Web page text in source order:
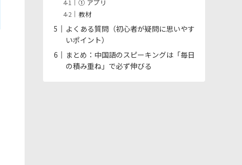
① アプリ
教材
よくある質問（初心者が疑問に思いやす
いポイント）
まとめ：中国語のスピーキングは「毎日
の積み重ね」で必ず伸びる